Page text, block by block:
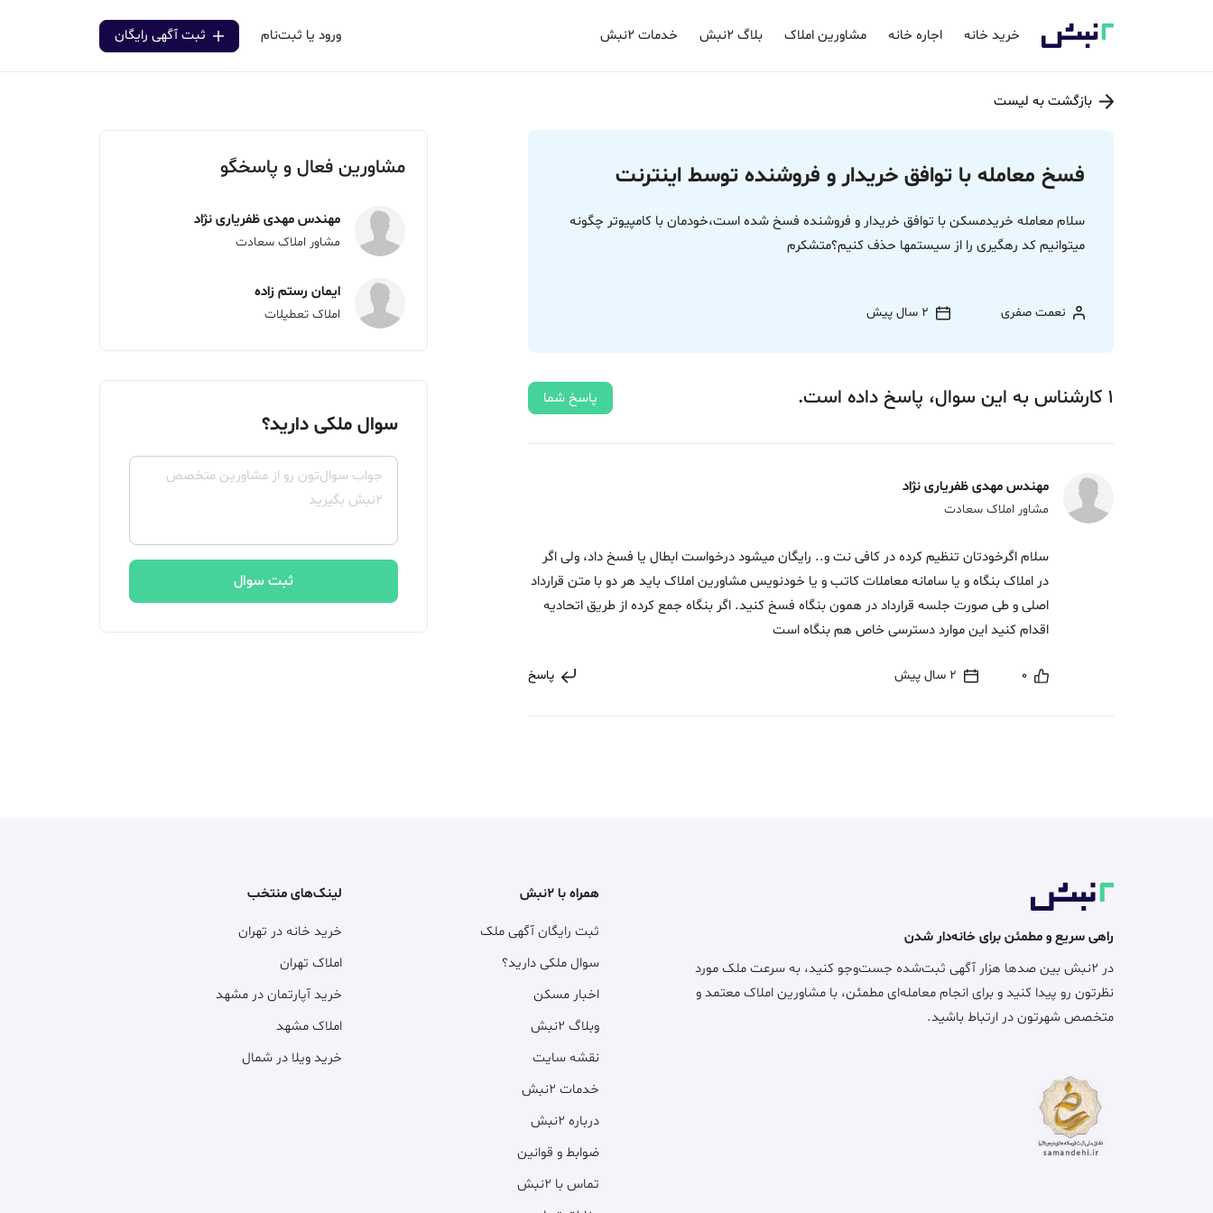
خرید خانه اجاره خانه مشاورین املاک بلاگ ۲نبش خدمات ۲نبش ورود یا ثبت‌نام ثبت آگهی رایگان
بازگشت به لیست
فسخ معامله با توافق خریدار و فروشنده توسط اینترنت
سلام معامله خریدمسکن با توافق خریدار و فروشنده فسخ شده است،خودمان با کامپیوتر چگونه
میتوانیم کد رهگیری را از سیستمها حذف کنیم؟متشکرم
نعمت صفری 2 سال پیش
1 کارشناس به این سوال، پاسخ داده‌ است. پاسخ شما
مهندس مهدی ظفریاری نژاد
مشاور املاک سعادت
سلام اگرخودتان تنظیم کرده در کافی نت و.. رایگان میشود درخواست ابطال یا فسخ داد، ولی اگر
در املاک بنگاه و یا سامانه معاملات کاتب و یا خودنویس مشاورین املاک باید هر دو با متن قرارداد
اصلی و طی صورت جلسه قرارداد در همون بنگاه فسخ کنید. اگر بنگاه جمع کرده از طریق اتحادیه
اقدام کنید این موارد دسترسی خاص هم بنگاه است
0 2 سال پیش پاسخ
مشاورین فعال و پاسخگو
مهندس مهدی ظفریاری نژاد
مشاور املاک سعادت
ایمان رستم زاده
املاک تعطیلات
سوال ملکی دارید؟
ثبت سوال
راهی سریع و مطمئن برای خانه‌دار شدن
در ۲نبش بین صدها هزار آگهی ثبت‌شده جست‌وجو کنید، به سرعت ملک مورد
نظرتون رو پیدا کنید و برای انجام معامله‌ای مطمئن، با مشاورین املاک معتمد و
متخصص شهرتون در ارتباط باشید.
همراه با ۲نبش
ثبت رایگان آگهی ملک
سوال ملکی دارید؟
اخبار مسکن
وبلاگ ۲نبش
نقشه سایت
خدمات ۲نبش
درباره ۲نبش
ضوابط و قوانین
تماس با ۲نبش
لینک‌های منتخب
خرید خانه در تهران
املاک تهران
خرید آپارتمان در مشهد
املاک مشهد
خرید ویلا در شمال